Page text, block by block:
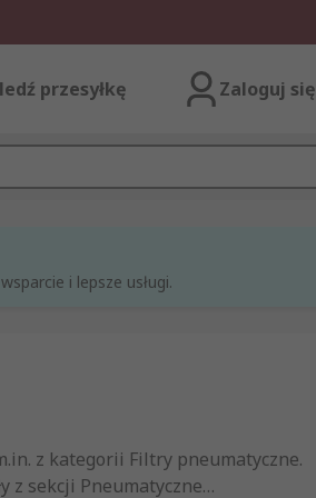
przesyłkę Zaloguj się
i lepsze usługi.
z kategorii Filtry pneumatyczne.
z sekcji Pneumatyczne